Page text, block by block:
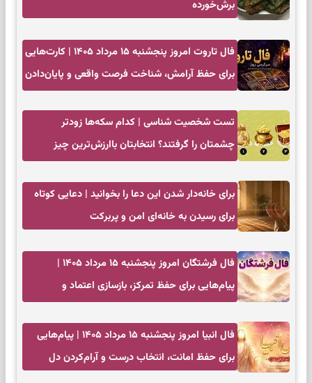
برش‌خورده
فال تاروت امروز پنجشنبه ۱۵ مرداد ۱۴۰۵ | کارت‌هایی
برای حفظ آرامش، شناخت فرصت واقعی و پایان‌دادن
تست شخصیت شناسی | کدام سکه‌ها زودتر
چشمتان را گرفتند؟ انتخابتان باارزش‌ترین چیز
برای خانه‌دار شدن این دعا را بخوانید | دعایی کوتاه
برای رسیدن به خانه‌ای امن و پربرکت
فال فرشتگان امروز پنجشنبه ۱۵ مرداد ۱۴۰۵ |
پیام‌هایی برای حفظ تمرکز، بازسازی اعتماد و
فال انبیا امروز پنجشنبه ۱۵ مرداد ۱۴۰۵ | پیام‌هایی
برای حفظ امانت، انتخاب درست و آرام‌کردن دل